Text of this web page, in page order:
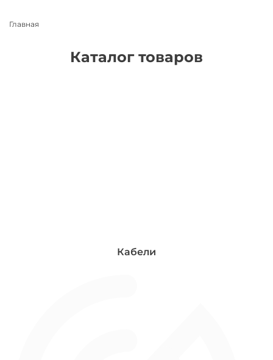
Главная
Каталог товаров
Кабели